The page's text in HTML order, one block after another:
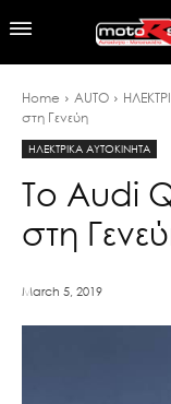
Home AUTO
στη Γενεύη
ΗΛΕΚΤΡΙΚΑ ΑΥΤΟΚΙΝΗΤΑ
To Audi
στη
March 5, 2019